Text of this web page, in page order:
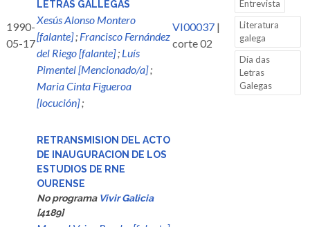
1990-
05-17
LETRAS GALLEGAS
Xesús Alonso Montero
[falante]; Francisco Fernández
del Riego [falante]; Luís
Pimentel [Mencionado/a];
Maria Cinta Figueroa
[locución];
VI00037 |
corte 02
Entrevista
Literatura
galega
Día das
Letras
Galegas
RETRANSMISION DEL ACTO
DE INAUGURACION DE LOS
ESTUDIOS DE RNE
OURENSE
No programa Vivir Galicia
[4189]